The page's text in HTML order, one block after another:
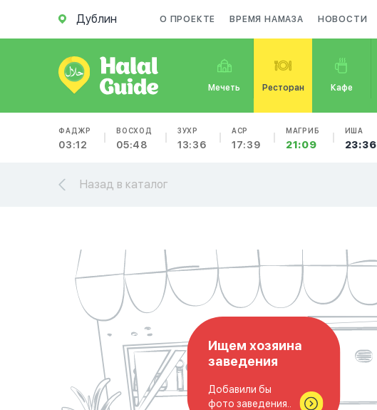
Дублин О ПРОЕКТЕ ВРЕМЯ НАМАЗА НОВОСТИ
Мечеть Ресторан Кафе
ФАДЖР
03:12
ВОСХОД
05:48
ЗУХР
13:36
АСР
17:39
МАГРИБ
21:09
ИША
23:36
Назад в каталог
Ищем хозяина
заведения
Добавили бы
фото заведения..